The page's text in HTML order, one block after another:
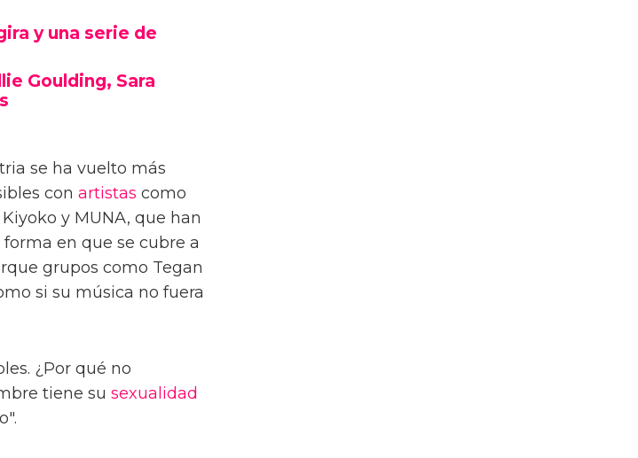
y una serie de
Goulding, Sara
se ha vuelto más
con artistas como
y MUNA, que han
en que se cubre a
grupos como Tegan
si su música no fuera
¿Por qué no
tiene su sexualidad